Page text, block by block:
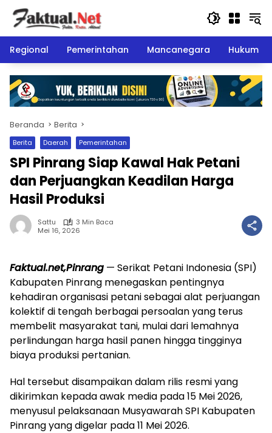
Langsung
konten
Regional
Pemerintahan Mancanegara Hukum
Beranda Berita
Berita Daerah Pemerintahan
SPI Pinrang Siap Kawal Hak Petani
dan Perjuangkan Keadilan Harga
Hasil Produksi
Sattu
3 Min Baca
Mei 16, 2026
Faktual.net,Pinrang — Serikat Petani Indonesia (SPI)
Kabupaten Pinrang menegaskan pentingnya
kehadiran organisasi petani sebagai alat perjuangan
kolektif di tengah berbagai persoalan yang terus
membelit masyarakat tani, mulai dari lemahnya
perlindungan harga hasil panen hingga tingginya
biaya produksi pertanian.
Hal tersebut disampaikan dalam rilis resmi yang
dikirimkan kepada awak media pada 15 Mei 2026,
menyusul pelaksanaan Musyawarah SPI Kabupaten
Pinrang yang digelar pada 11 Mei 2026.